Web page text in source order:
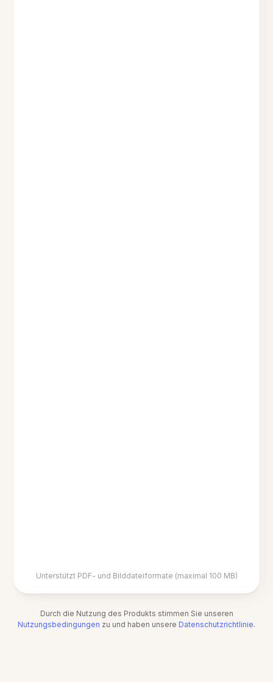
Unterstützt PDF- und Bilddateiformate (maximal 100 MB)
Durch die Nutzung des Produkts stimmen Sie unseren
Nutzungsbedingungen zu und haben unsere Datenschutzrichtlinie.